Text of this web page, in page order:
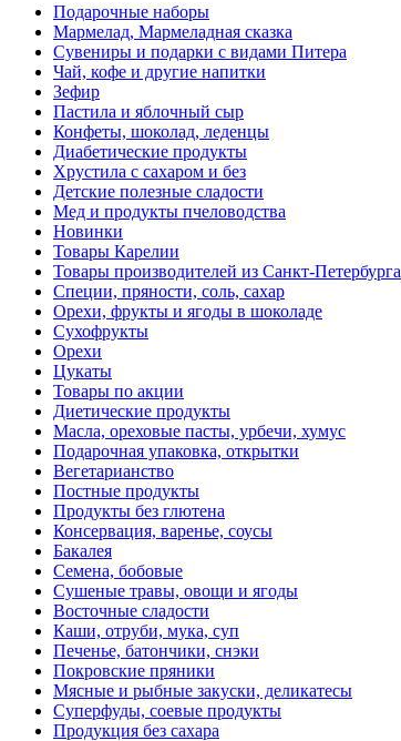
Подарочные наборы
Мармелад, Мармеладная сказка
Сувениры и подарки с видами Питера
Чай, кофе и другие напитки
Зефир
Пастила и яблочный сыр
Конфеты, шоколад, леденцы
Диабетические продукты
Хрустила с сахаром и без
Детские полезные сладости
Мед и продукты пчеловодства
Новинки
Товары Карелии
Товары производителей из Санкт-Петербурга
Специи, пряности, соль, сахар
Орехи, фрукты и ягоды в шоколаде
Сухофрукты
Орехи
Цукаты
Товары по акции
Диетические продукты
Масла, ореховые пасты, урбечи, хумус
Подарочная упаковка, открытки
Вегетарианство
Постные продукты
Продукты без глютена
Консервация, варенье, соусы
Бакалея
Семена, бобовые
Сушеные травы, овощи и ягоды
Восточные сладости
Каши, отруби, мука, суп
Печенье, батончики, снэки
Покровские пряники
Мясные и рыбные закуски, деликатесы
Суперфуды, соевые продукты
Продукция без сахара